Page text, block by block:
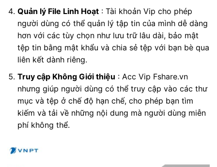
Quản lý File Linh Hoạt: Tài khoản Vip cho phép
người dùng có thể quản lý tập tin của mình dễ dàng
hơn với các tùy chọn như lưu trữ lâu dài, bảo mật
tệp tin bằng mật khẩu và chia sẻ tệp với bạn bè qua
liên kết dành riêng.
Truy cập Không Giới thiệu : Acc Vip Fshare.vn
nhưng giúp người dùng có thể truy cập vào các thư
mục và tệp ở chế độ hạn chế, cho phép bạn tìm
kiếm và tải về những nội dung mà người dùng miễn
phí không thể.